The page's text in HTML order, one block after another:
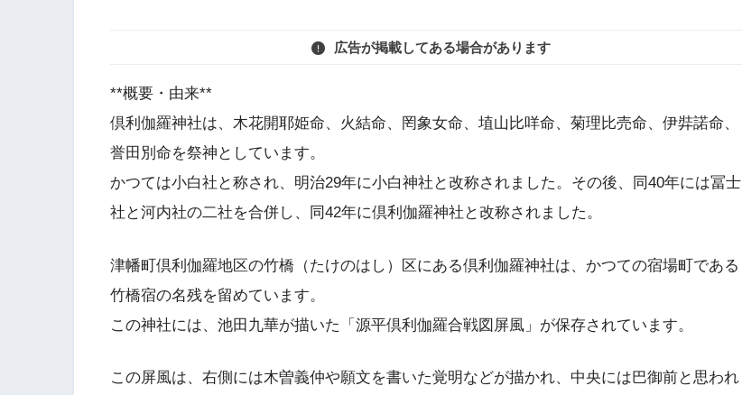
広告が掲載してある場合があります
**概要・由来**
倶利伽羅神社は、木花開耶姫命、火結命、罔象女命、埴山比咩命、菊理比売命、伊弉諾命、
誉田別命を祭神としています。
かつては小白社と称され、明治29年に小白神社と改称されました。その後、同40年には冨士
社と河内社の二社を合併し、同42年に倶利伽羅神社と改称されました。
津幡町倶利伽羅地区の竹橋（たけのはし）区にある倶利伽羅神社は、かつての宿場町である
竹橋宿の名残を留めています。
この神社には、池田九華が描いた「源平倶利伽羅合戦図屏風」が保存されています。
この屏風は、右側には木曽義仲や願文を書いた覚明などが描かれ、中央には巴御前と思われ